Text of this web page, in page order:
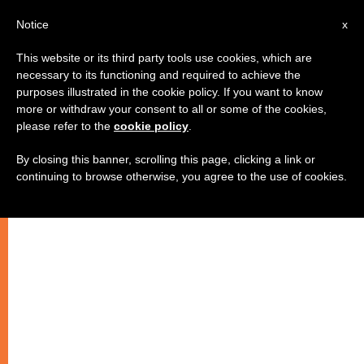
اللاهوت والناسوت في شخص يسوع
القسم الخامس
x
Notice
This website or its third party tools use cookies, which are
necessary to its functioning and required to achieve the
purposes illustrated in the cookie policy. If you want to know
more or withdraw your consent to all or some of the cookies,
please refer to the cookie policy
By closing this banner, scrolling this page, clicking a link or
continuing to browse otherwise, you agree to the use of cookies.